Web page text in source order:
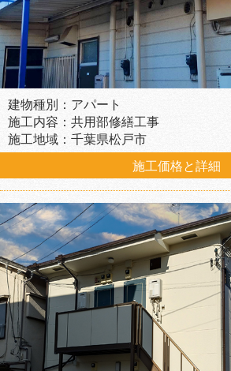
建物種別：アパート
施工内容：共用部修繕工事
施工地域：千葉県松戸市
施工価格と詳細